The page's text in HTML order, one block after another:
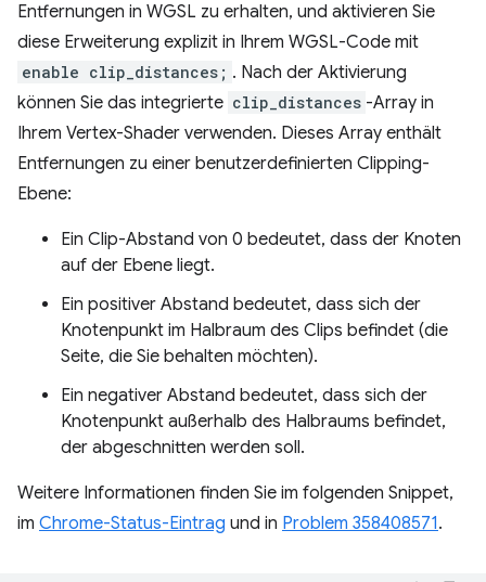
Entfernungen in WGSL zu erhalten, und aktivieren Sie
diese Erweiterung explizit in Ihrem WGSL-Code mit
enable clip_distances; . Nach der Aktivierung
können Sie das integrierte clip_distances -Array in
Ihrem Vertex-Shader verwenden. Dieses Array enthält
Entfernungen zu einer benutzerdefinierten Clipping-
Ebene:
Ein Clip-Abstand von 0 bedeutet, dass der Knoten
auf der Ebene liegt.
Ein positiver Abstand bedeutet, dass sich der
Knotenpunkt im Halbraum des Clips befindet (die
Seite, die Sie behalten möchten).
Ein negativer Abstand bedeutet, dass sich der
Knotenpunkt außerhalb des Halbraums befindet,
der abgeschnitten werden soll.
Weitere Informationen finden Sie im folgenden Snippet,
im Chrome-Status-Eintrag und in Problem 358408571.